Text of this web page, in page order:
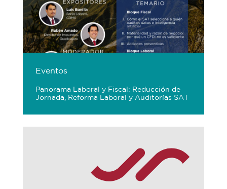
Eventos
Panorama Laboral y Fiscal: Reducción de
Jornada, Reforma Laboral y Auditorías SAT